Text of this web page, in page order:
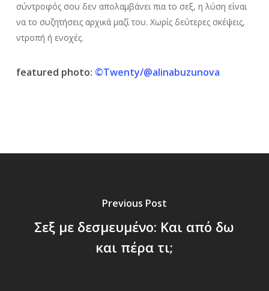
σύντροφός σου δεν απολαμβάνει πια το σεξ, η λύση είναι
να το συζητήσεις αρχικά μαζί του. Χωρίς δεύτερες σκέψεις,
ντροπή ή ενοχές.
featured photo: ©Twenty/@alinabuzunova
Previous Post
Σεξ με δεσμευμένο: Και από δω
και πέρα τι;